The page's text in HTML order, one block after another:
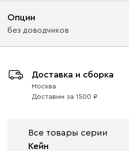
Опции
без доводчиков
без доводчиков с
Доставка и сборка
Москва
Доставим за 1500
Все товары серии
Кейн